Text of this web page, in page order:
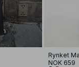
Rynket
NOK 659